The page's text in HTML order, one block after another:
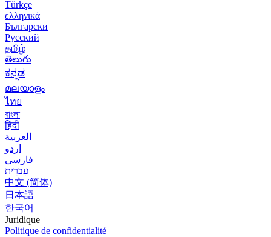
Türkçe
ελληνικά
Български
Русский
தமிழ்
తెలుగు
ಕನ್ನಡ
മലയാളം
ไทย
বাংলা
हिंदी
العربية
اردو
فارسی
עִברִית
中文 (简体)
日本語
한국어
Juridique
Politique de confidentialité